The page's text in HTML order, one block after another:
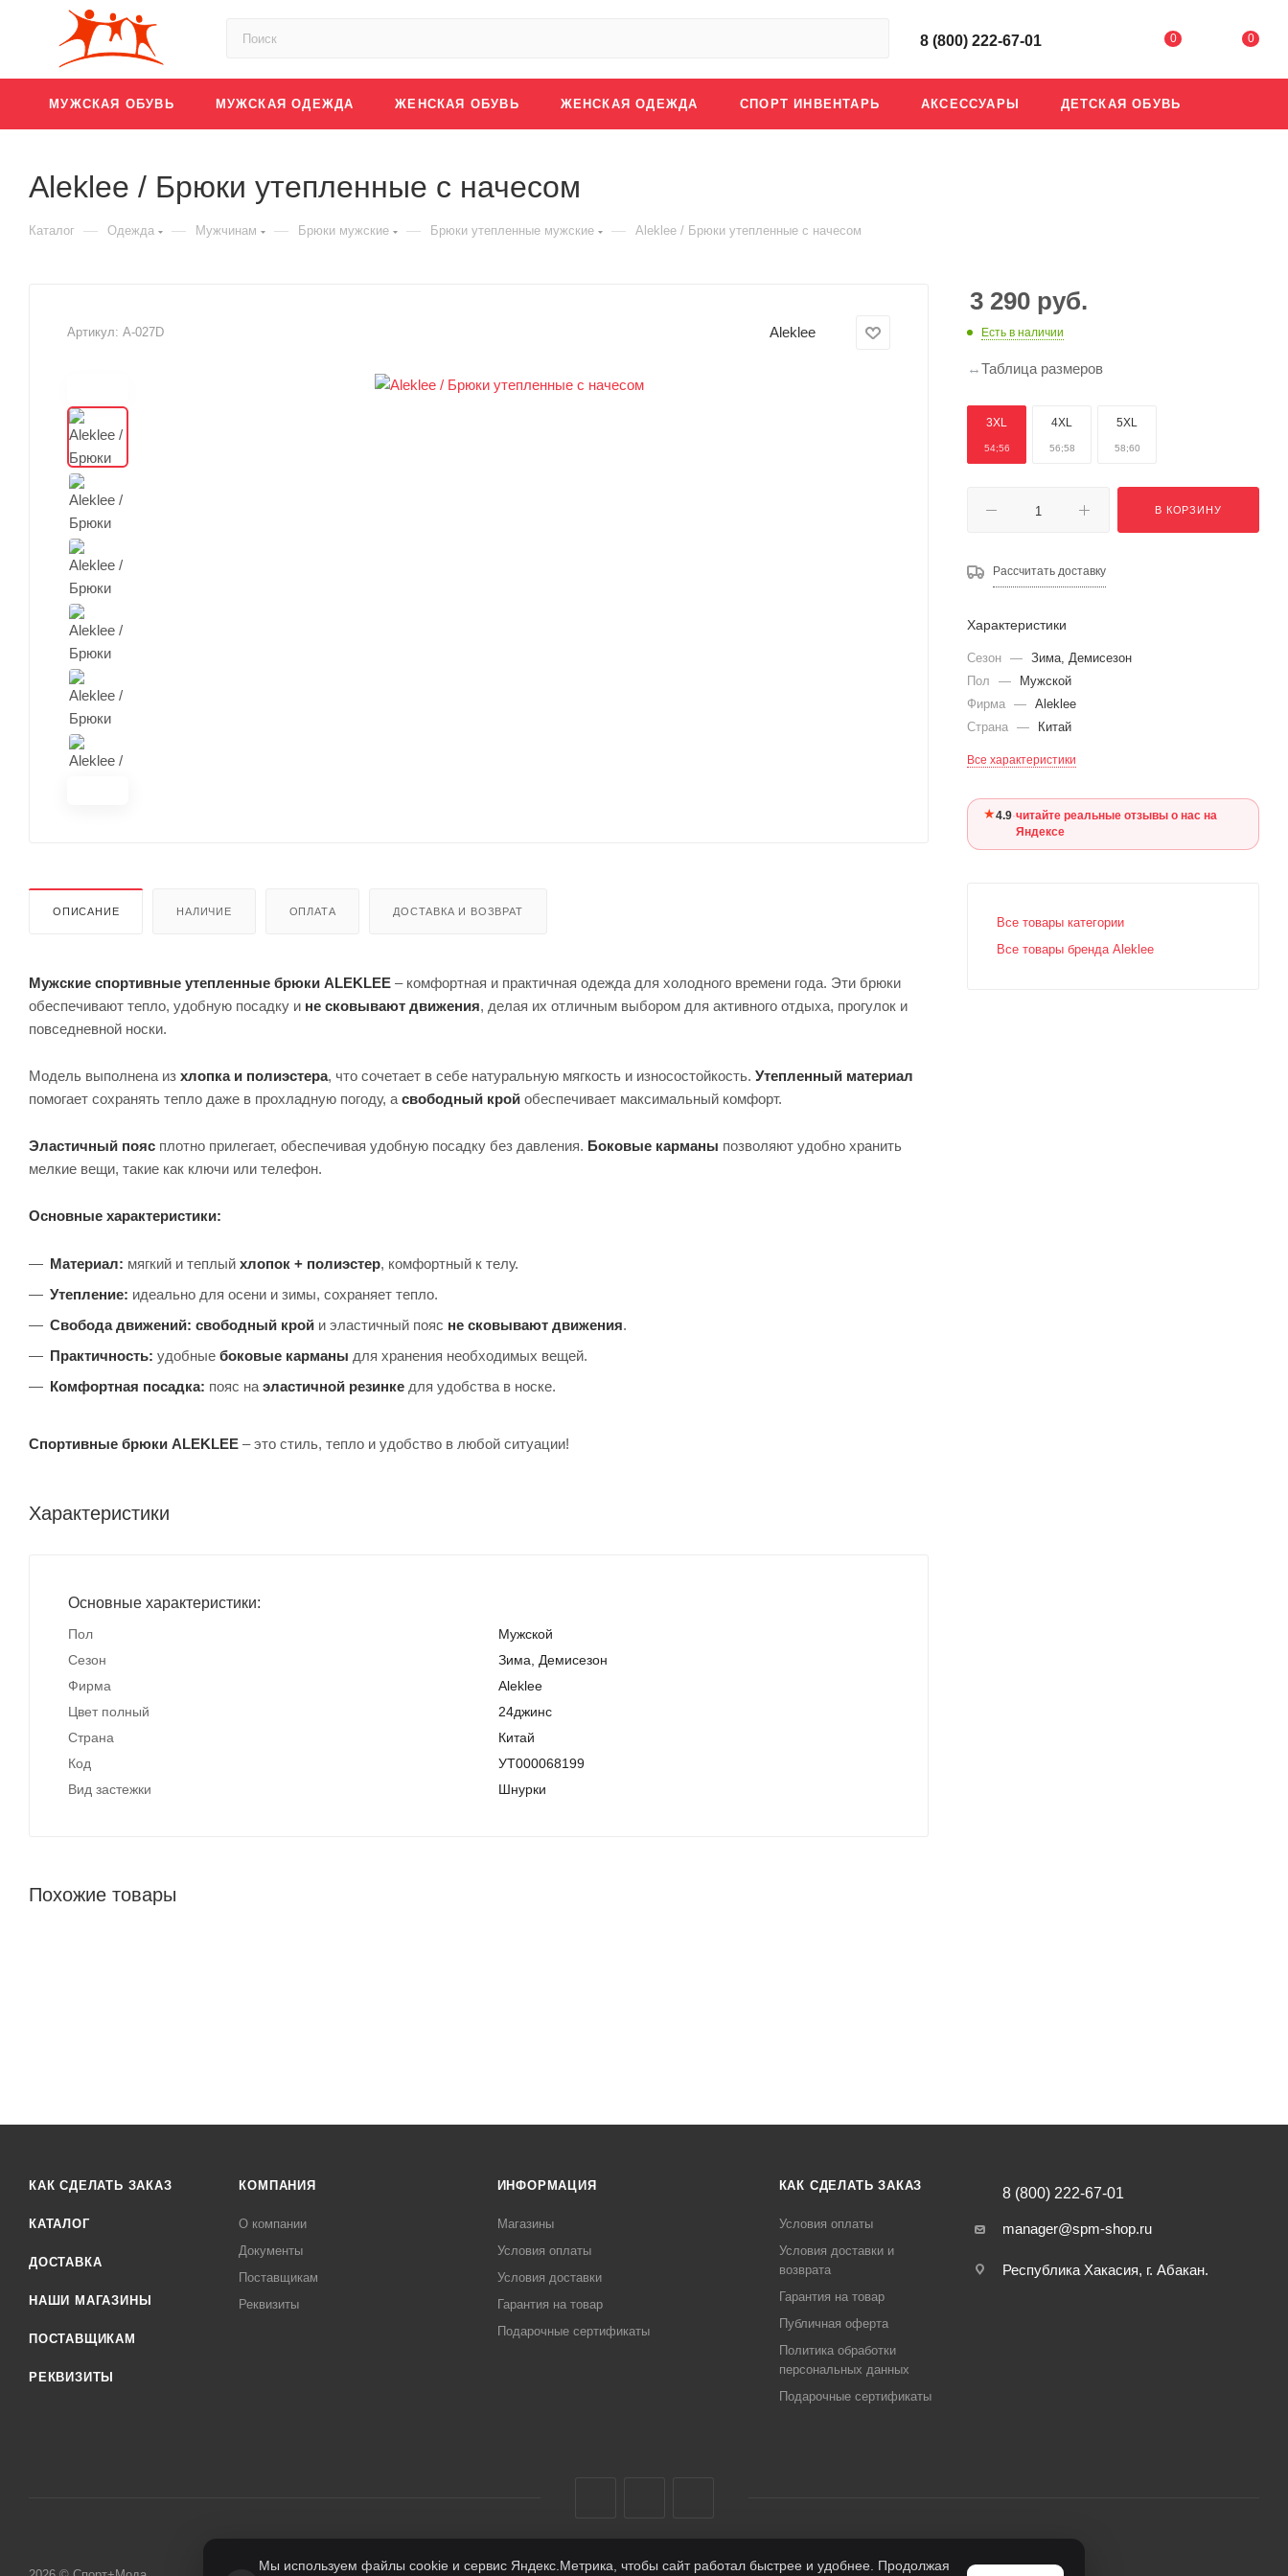
8 (800) 222-67-01 0 0
МУЖСКАЯ ОБУВЬ МУЖСКАЯ ОДЕЖДА ЖЕНСКАЯ ОБУВЬ ЖЕНСКАЯ ОДЕЖДА СПОРТ ИНВЕНТАРЬ АКСЕССУАРЫ ДЕТСКАЯ ОБУВЬ
Aleklee / Брюки утепленные с начесом
Каталог — Одежда — Мужчинам — Брюки мужские — Брюки утепленные мужские — Aleklee / Брюки утепленные с начесом
Артикул: A-027D Aleklee
ОПИСАНИЕ НАЛИЧИЕ ОПЛАТА ДОСТАВКА И ВОЗВРАТ
Мужские спортивные утепленные брюки ALEKLEE – комфортная и практичная одежда для холодного времени года. Эти брюки
обеспечивают тепло, удобную посадку и не сковывают движения, делая их отличным выбором для активного отдыха, прогулок и
повседневной носки.
Модель выполнена из хлопка и полиэстера, что сочетает в себе натуральную мягкость и износостойкость. Утепленный материал
помогает сохранять тепло даже в прохладную погоду, а свободный крой обеспечивает максимальный комфорт.
Эластичный пояс плотно прилегает, обеспечивая удобную посадку без давления. Боковые карманы позволяют удобно хранить
мелкие вещи, такие как ключи или телефон.
Основные характеристики:
Материал: мягкий и теплый хлопок + полиэстер, комфортный к телу.
Утепление: идеально для осени и зимы, сохраняет тепло.
Свобода движений: свободный крой и эластичный пояс не сковывают движения.
Практичность: удобные боковые карманы для хранения необходимых вещей.
Комфортная посадка: пояс на эластичной резинке для удобства в носке.
Спортивные брюки ALEKLEE – это стиль, тепло и удобство в любой ситуации!
Характеристики
Основные характеристики:
Пол
Мужской
Сезон
Зима, Демисезон
Фирма
Aleklee
Цвет полный
24джинс
Страна
Китай
Код
УТ000068199
Вид застежки
Шнурки
Похожие товары
3 290 руб.
Есть в наличии
Таблица размеров
3XL
54;56
4XL
56;58
5XL
58;60
В КОРЗИНУ
Рассчитать доставку
Характеристики
Сезон — Зима, Демисезон
Пол
—
Мужской
Фирма — Aleklee
Страна — Китай
Все характеристики
★4.9·читайте реальные отзывы о нас на
Яндексе
Все товары категории
Все товары бренда Aleklee
КАК СДЕЛАТЬ ЗАКАЗ
КАТАЛОГ
ДОСТАВКА
НАШИ МАГАЗИНЫ
ПОСТАВЩИКАМ
РЕКВИЗИТЫ
КОМПАНИЯ
О компании
Документы
Поставщикам
Реквизиты
ИНФОРМАЦИЯ
Магазины
Условия оплаты
Условия доставки
Гарантия на товар
Подарочные сертификаты
КАК СДЕЛАТЬ ЗАКАЗ
Условия оплаты
Условия доставки и
возврата
Гарантия на товар
Публичная оферта
Политика обработки
персональных данных
Подарочные сертификаты
8 (800) 222-67-01
manager@spm-shop.ru
Республика Хакасия, г. Абакан.
Мы используем файлы cookie и сервис Яндекс.Метрика, чтобы сайт работал быстрее и удобнее. Продолжая